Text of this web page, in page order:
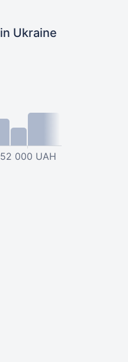
in Ukraine
52 000 UAH